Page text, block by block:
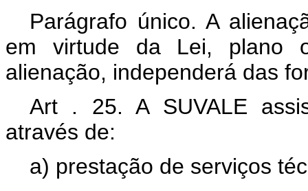
Parágrafo único. A
em virtude da Lei, plano
alienação, independerá das
Art . 25. A SUVALE
através de:
a) prestação de serviços